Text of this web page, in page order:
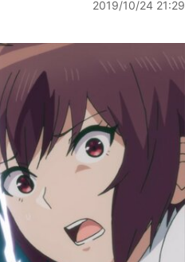
2019/10/24 21:29